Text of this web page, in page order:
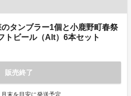
のタンブラー1個と小鹿野町春祭
トビール（Alt）6本セット
販売終了
末を目安に発送予定